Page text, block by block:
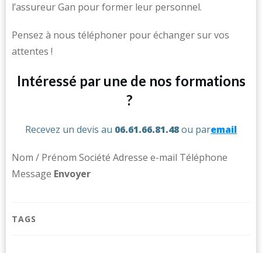
l’assureur Gan pour former leur personnel.
Pensez à nous téléphoner pour échanger sur vos
attentes !
Intéressé par une de nos formations
?
Recevez un devis au 06.61.66.81.48ou paremail
Nom / Prénom Société Adresse e-mail Téléphone
Message ​ Envoyer
TAGS